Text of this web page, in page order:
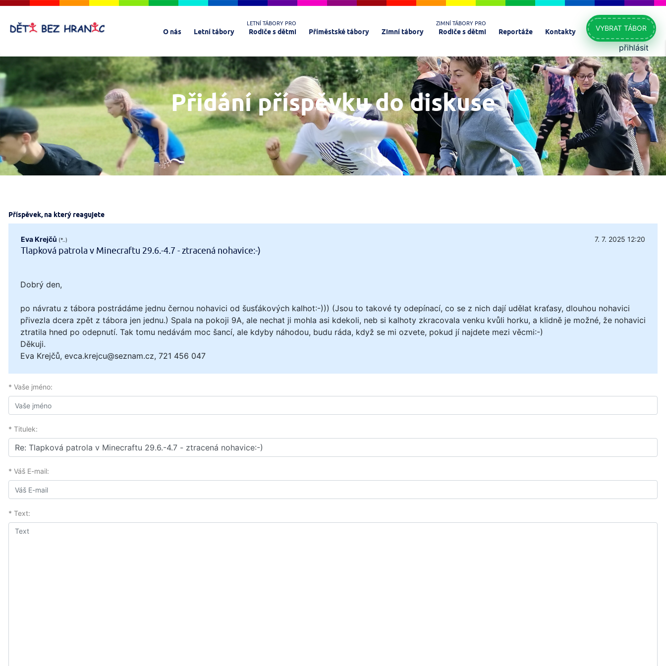
O nás Letní tábory
LETNÍ TÁBORY PRO
Rodiče s dětmi Příměstské tábory Zimní tábory
ZIMNÍ TÁBORY PRO
Rodiče s dětmi Reportáže Kontakty VYBRAT TÁBOR
přihlásit
Přidání příspěvku do diskuse
Příspěvek, na který reagujete
Eva Krejčů (*..) 7. 7. 2025 12:20
Tlapková patrola v Minecraftu 29.6.-4.7 - ztracená nohavice:-)
Dobrý den,
po návratu z tábora postrádáme jednu černou nohavici od šusťákových kalhot:-))) (Jsou to takové ty odepínací, co se z nich dají udělat kraťasy, dlouhou nohavici
přivezla dcera zpět z tábora jen jednu.) Spala na pokoji 9A, ale nechat ji mohla asi kdekoli, neb si kalhoty zkracovala venku kvůli horku, a klidně je možné, že nohavici
ztratila hned po odepnutí. Tak tomu nedávám moc šancí, ale kdyby náhodou, budu ráda, když se mi ozvete, pokud jí najdete mezi věcmi:-)
Děkuji.
Eva Krejčů, evca.krejcu@seznam.cz, 721 456 047
* Vaše jméno:
* Titulek:
* Váš E-mail:
* Text: